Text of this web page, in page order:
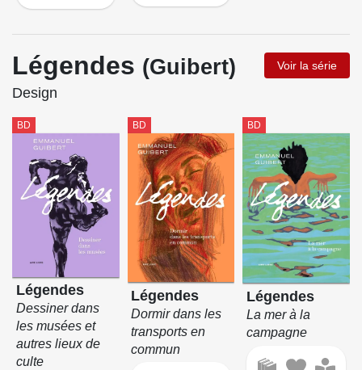
Légendes (Guibert) Voir la série
Design
BD
Légendes
Dessiner dans
les musées et
autres lieux de
culte
BD
Légendes
Dormir dans les
transports en
commun
BD
Légendes
La mer à la
campagne